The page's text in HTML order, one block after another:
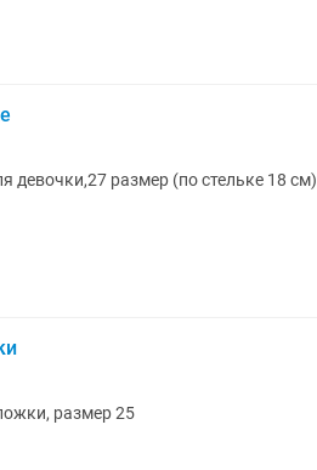
девочки,27 размер (по стельке 18 см)
размер 25